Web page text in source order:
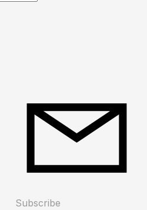
Subscribe